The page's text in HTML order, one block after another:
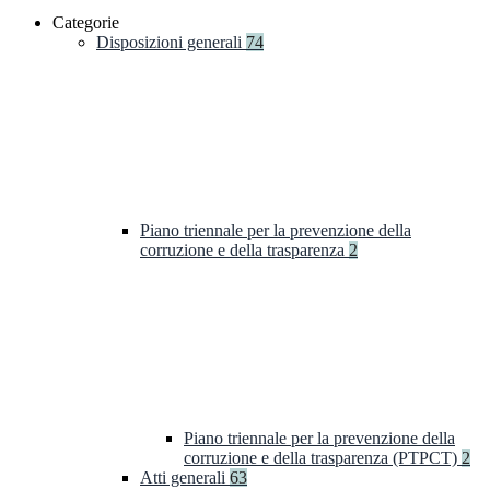
Categorie
Disposizioni generali 74
Piano triennale per la prevenzione della
corruzione e della trasparenza 2
Piano triennale per la prevenzione della
corruzione e della trasparenza (PTPCT) 2
Atti generali 63